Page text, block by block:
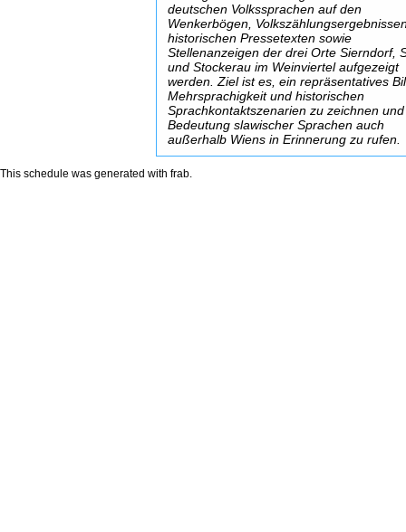
deutschen Volkssprachen auf den
Wenkerbögen,
historischen Pressetexten sowie
Stellenanzeigen der drei Orte Sierndorf,
und Stockerau im Weinviertel aufgezeigt
werden. Ziel ist es, ein repräsentatives
Mehrsprachigkeit und historischen
Sprachkontaktszenarien zu zeichnen
Bedeutung slawischer Sprachen auch
außerhalb Wiens in Erinnerung zu rufen.
This schedule was generated with frab.